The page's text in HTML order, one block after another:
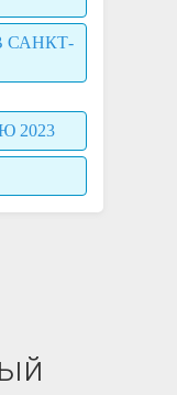
САНКТ-
2023